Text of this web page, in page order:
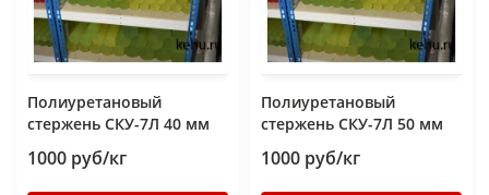
Полиуретановый
стержень СКУ-7Л 40 мм
1000 руб/кг
Полиуретановый
стержень СКУ-7Л 50 мм
1000 руб/кг